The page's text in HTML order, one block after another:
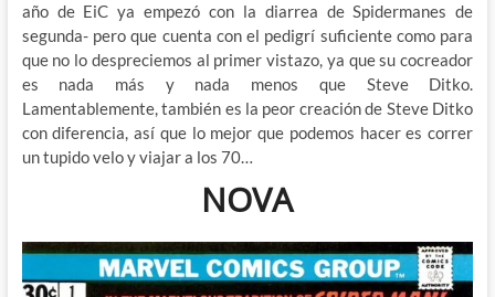
año de EiC ya empezó con la diarrea de Spidermanes de
segunda- pero que cuenta con el pedigrí suficiente como para
que no lo despreciemos al primer vistazo, ya que su cocreador
es nada más y nada menos que Steve Ditko.
Lamentablemente, también es la peor creación de Steve Ditko
con diferencia, así que lo mejor que podemos hacer es correr
un tupido velo y viajar a los 70…
NOVA